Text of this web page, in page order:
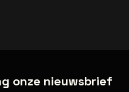
onze nieuwsbrief